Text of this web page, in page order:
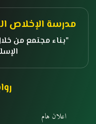
مدرسة الإخلاص
بناء مجتمع من
اعلان هام